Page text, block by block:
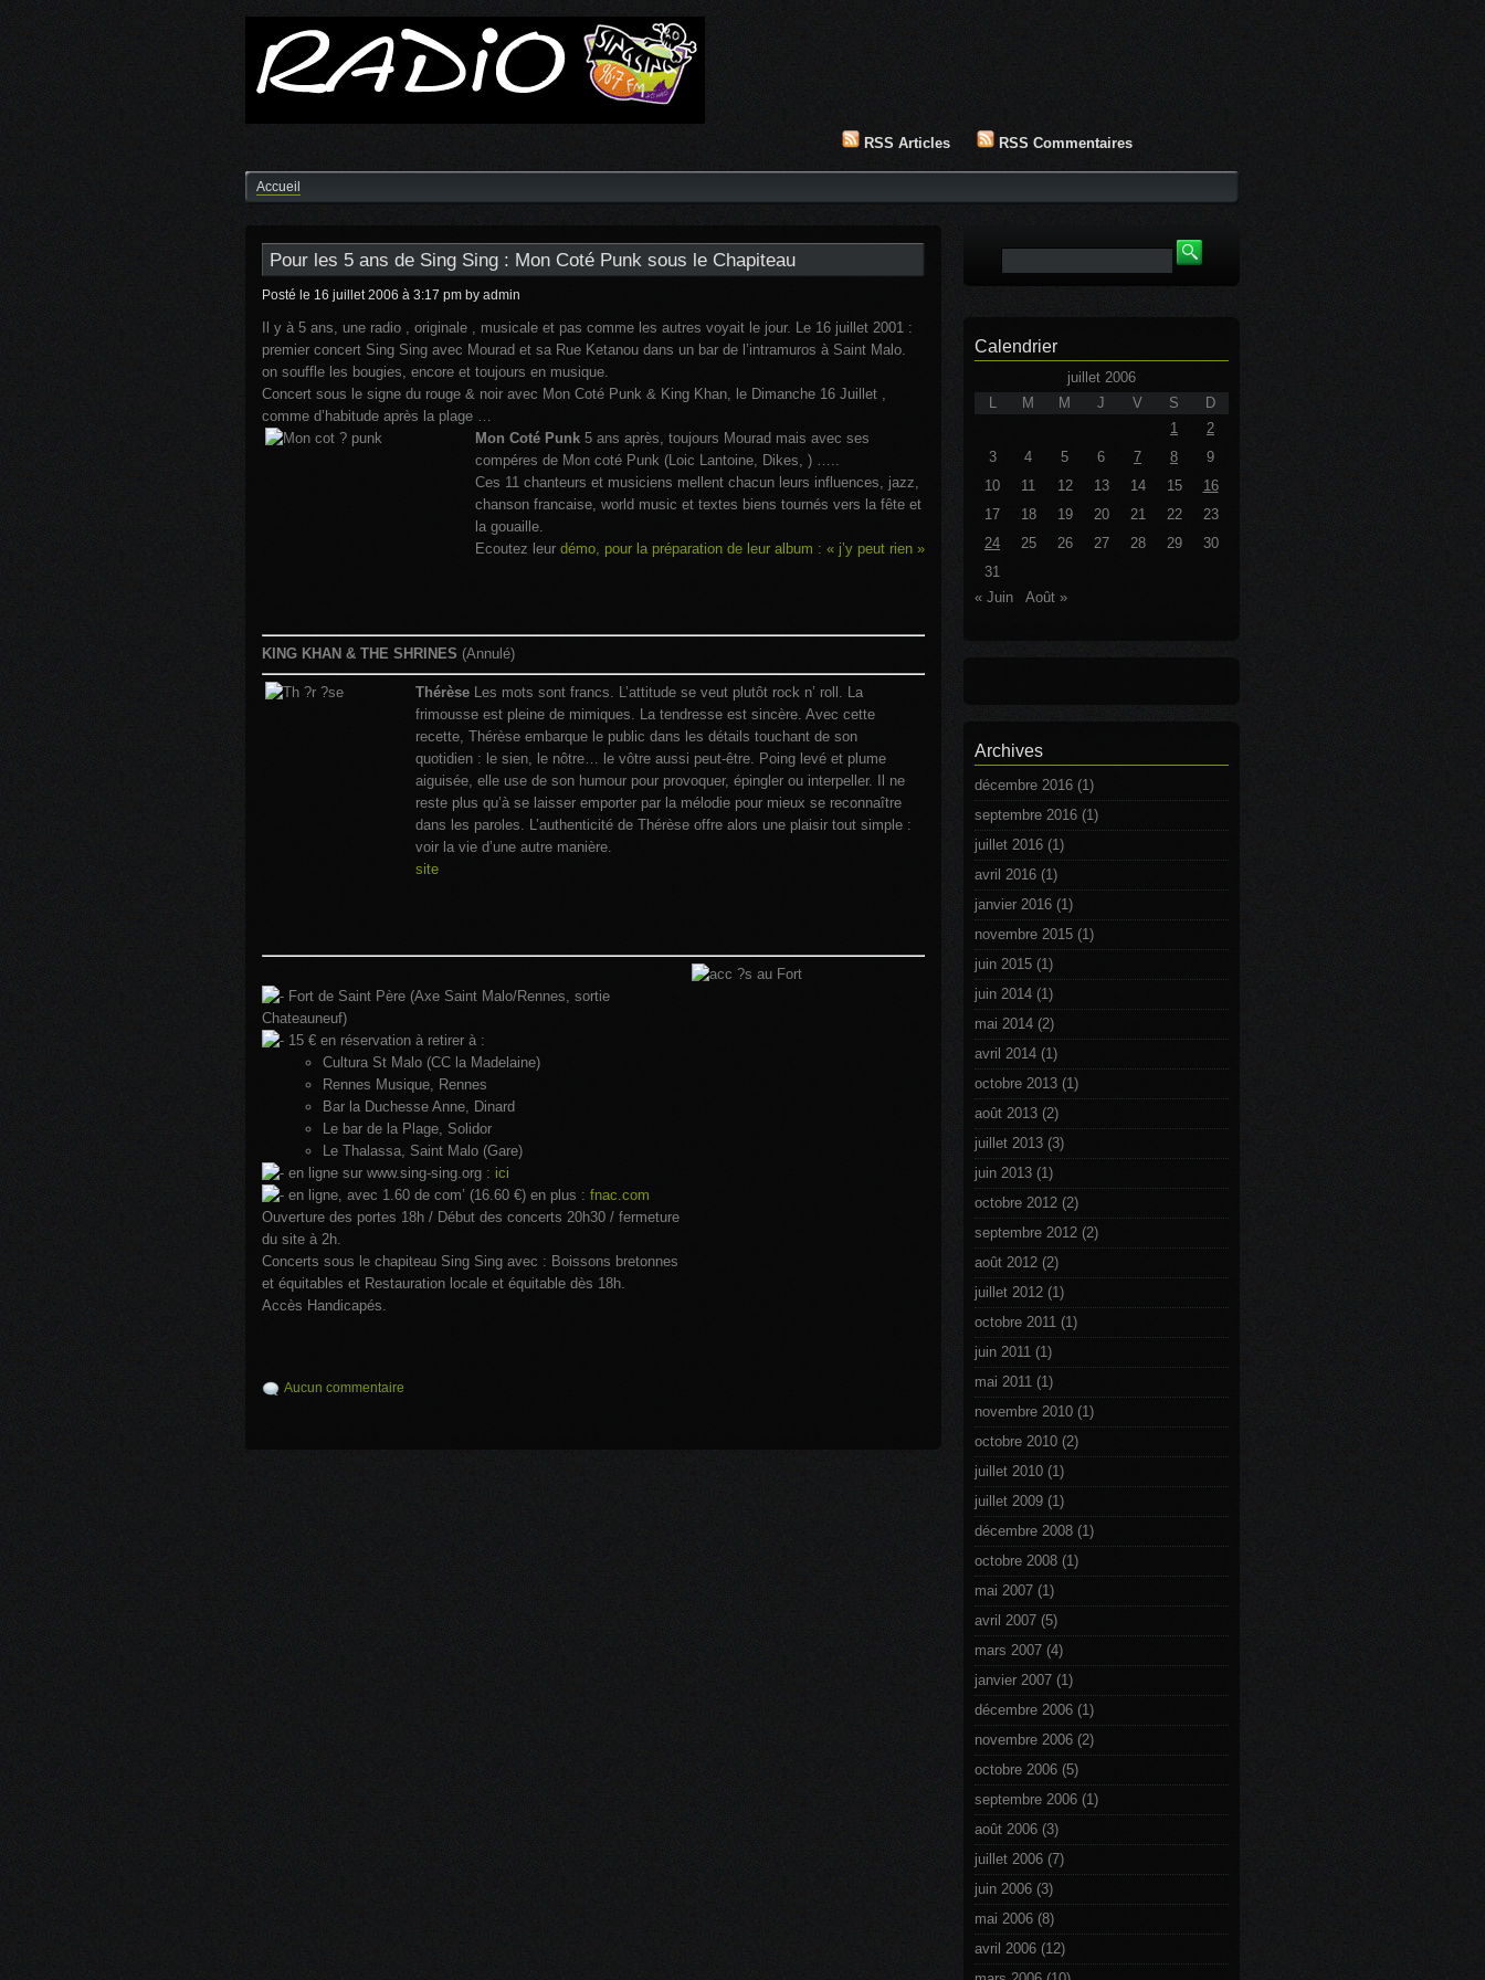
RSS Articles RSS Commentaires
Accueil
Pour les 5 ans de Sing Sing : Mon Coté Punk sous le Chapiteau
Posté le 16 juillet 2006 à 3:17 pm by admin
Il y à 5 ans, une radio , originale , musicale et pas comme les autres voyait le jour. Le 16 juillet 2001 :
premier concert Sing Sing avec Mourad et sa Rue Ketanou dans un bar de l’intramuros à Saint Malo.
on souffle les bougies, encore et toujours en musique.
Concert sous le signe du rouge & noir avec Mon Coté Punk & King Khan, le Dimanche 16 Juillet ,
comme d’habitude après la plage …
Mon Coté Punk 5 ans après, toujours Mourad mais avec ses
compéres de Mon coté Punk (Loic Lantoine, Dikes, ) …..
Ces 11 chanteurs et musiciens mellent chacun leurs influences, jazz,
chanson francaise, world music et textes biens tournés vers la fête et
la gouaille.
Ecoutez leur démo, pour la préparation de leur album : « j’y peut rien »
KING KHAN & THE SHRINES (Annulé)
Thérèse Les mots sont francs. L’attitude se veut plutôt rock n’ roll. La
frimousse est pleine de mimiques. La tendresse est sincère. Avec cette
recette, Thérèse embarque le public dans les détails touchant de son
quotidien : le sien, le nôtre… le vôtre aussi peut-être. Poing levé et plume
aiguisée, elle use de son humour pour provoquer, épingler ou interpeller. Il ne
reste plus qu’à se laisser emporter par la mélodie pour mieux se reconnaître
dans les paroles. L’authenticité de Thérèse offre alors une plaisir tout simple :
voir la vie d’une autre manière.
site
Fort de Saint Père (Axe Saint Malo/Rennes, sortie
Chateauneuf)
15 € en réservation à retirer à :
Cultura St Malo (CC la Madelaine)
Rennes Musique, Rennes
Bar la Duchesse Anne, Dinard
Le bar de la Plage, Solidor
Le Thalassa, Saint Malo (Gare)
en ligne sur www.sing-sing.org : ici
en ligne, avec 1.60 de com’ (16.60 €) en plus : fnac.com
Ouverture des portes 18h / Début des concerts 20h30 / fermeture
du site à 2h.
Concerts sous le chapiteau Sing Sing avec : Boissons bretonnes
et équitables et Restauration locale et équitable dès 18h.
Accès Handicapés.
Aucun commentaire
Calendrier
juillet 2006
L
M M J V S
D
1
2
3
4 5 6 7 8
9
10
11 12 13 14 15
16
17
18 19 20 21 22
23
24
25 26 27 28 29
30
31
« Juin
Août »
Archives
décembre 2016 (1)
septembre 2016 (1)
juillet 2016 (1)
avril 2016 (1)
janvier 2016 (1)
novembre 2015 (1)
juin 2015 (1)
juin 2014 (1)
mai 2014 (2)
avril 2014 (1)
octobre 2013 (1)
août 2013 (2)
juillet 2013 (3)
juin 2013 (1)
octobre 2012 (2)
septembre 2012 (2)
août 2012 (2)
juillet 2012 (1)
octobre 2011 (1)
juin 2011 (1)
mai 2011 (1)
novembre 2010 (1)
octobre 2010 (2)
juillet 2010 (1)
juillet 2009 (1)
décembre 2008 (1)
octobre 2008 (1)
mai 2007 (1)
avril 2007 (5)
mars 2007 (4)
janvier 2007 (1)
décembre 2006 (1)
novembre 2006 (2)
octobre 2006 (5)
septembre 2006 (1)
août 2006 (3)
juillet 2006 (7)
juin 2006 (3)
mai 2006 (8)
avril 2006 (12)